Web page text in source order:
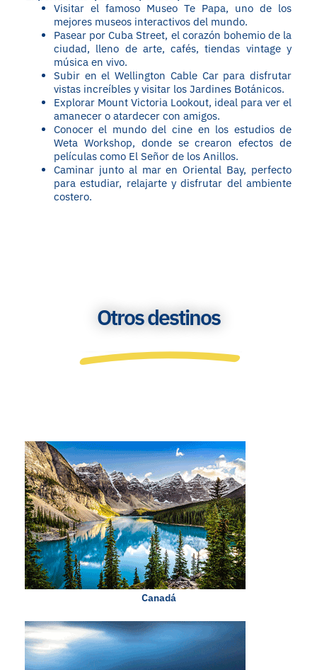
Visitar el famoso Museo Te Papa, uno de los
mejores museos interactivos del mundo.
Pasear por Cuba Street, el corazón bohemio de la
ciudad, lleno de arte, cafés, tiendas vintage y
música en vivo.
Subir en el Wellington Cable Car para disfrutar
vistas increíbles y visitar los Jardines Botánicos.
Explorar Mount Victoria Lookout, ideal para ver el
amanecer o atardecer con amigos.
Conocer el mundo del cine en los estudios de
Weta Workshop, donde se crearon efectos de
películas como El Señor de los Anillos.
Caminar junto al mar en Oriental Bay, perfecto
para estudiar, relajarte y disfrutar del ambiente
costero.
Otros destinos
Canadá